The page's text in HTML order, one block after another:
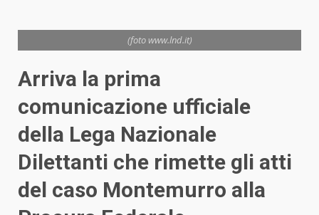
(foto www.lnd.it)
Arriva la prima
comunicazione ufficiale
della Lega Nazionale
Dilettanti che rimette gli atti
del caso Montemurro alla